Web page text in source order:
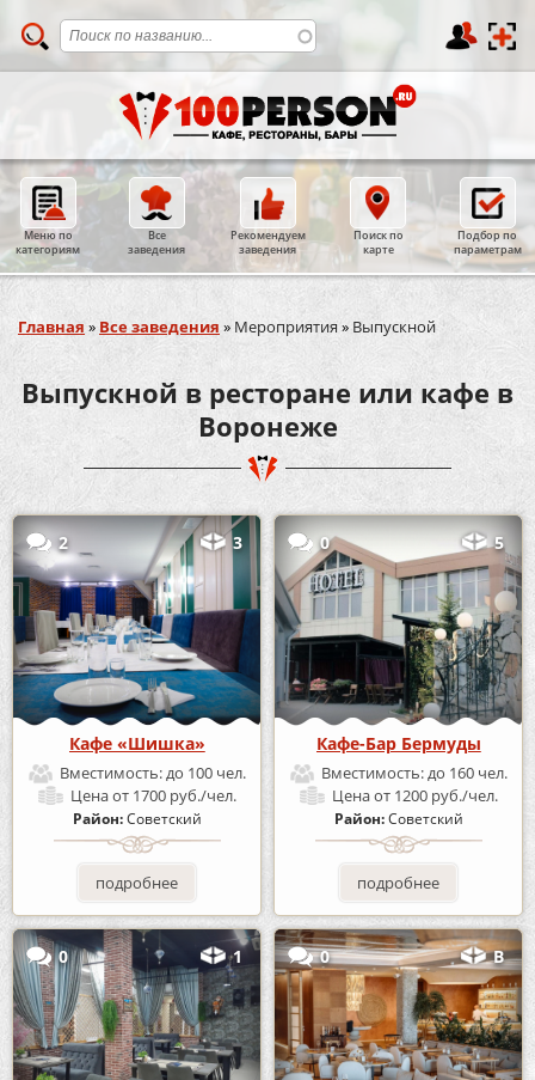
Меню по
категориям
Все
заведения
Рекомендуем
заведения
Поиск по
карте
Подбор по
параметрам
Вы здесь
Главная » Все заведения » Мероприятия» Выпускной
Выпускной в ресторане или кафе в
Воронеже
2 3
Кафе «Шишка»
Вместимость:до 100 чел.
Ценаот 1700 руб./чел.
Район:Советский
подробнее
0 5
Кафе-Бар Бермуды
Вместимость:до 160 чел.
Ценаот 1200 руб./чел.
Район:Советский
подробнее
0 1 0 В